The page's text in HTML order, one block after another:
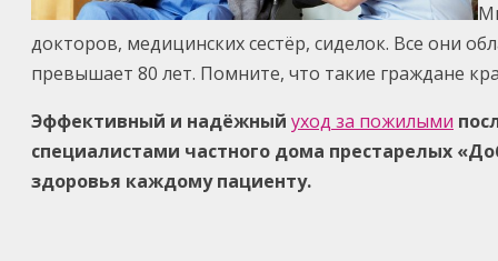
докторов, медицинских сестёр, сиделок. Все они
превышает 80 лет. Помните, что такие граждане
Эффективный и надёжный уход за пожилыми
специалистами частного дома престарелых
здоровья каждому пациенту.